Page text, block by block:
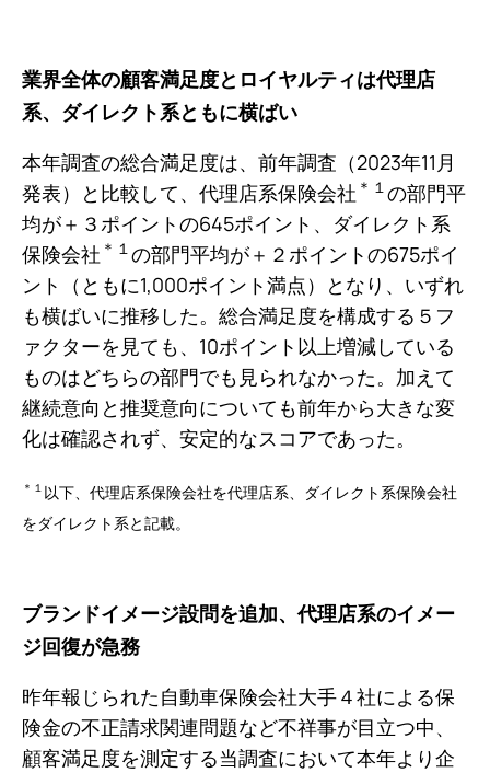
業界全体の顧客満足度とロイヤルティは代理店
系、ダイレクト系ともに横ばい
本年調査の総合満足度は、前年調査（2023年11月
発表）と比較して、代理店系保険会社 ＊１の部門平
均が＋３ポイントの645ポイント、ダイレクト系
保険会社 ＊１の部門平均が＋２ポイントの675ポイ
ント（ともに1,000ポイント満点）となり、いずれ
も横ばいに推移した。総合満足度を構成する５フ
ァクターを見ても、10ポイント以上増減している
ものはどちらの部門でも見られなかった。加えて
継続意向と推奨意向についても前年から大きな変
化は確認されず、安定的なスコアであった。
＊１ 以下、代理店系保険会社を代理店系、ダイレクト系保険会社
をダイレクト系と記載。
ブランドイメージ設問を追加、代理店系のイメー
ジ回復が急務
昨年報じられた自動車保険会社大手４社による保
険金の不正請求関連問題など不祥事が目立つ中、
顧客満足度を測定する当調査において本年より企